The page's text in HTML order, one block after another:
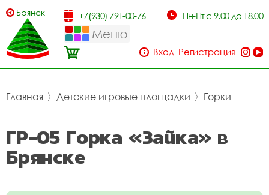
Брянск +7(930) 791-00-76 Пн-Пт с 9.00 до 18.00
Меню
Вход Регистрация
Главная 〉 Детские игровые площадки 〉 Горки
ГР-05 Горка «Зайка» в
Брянске